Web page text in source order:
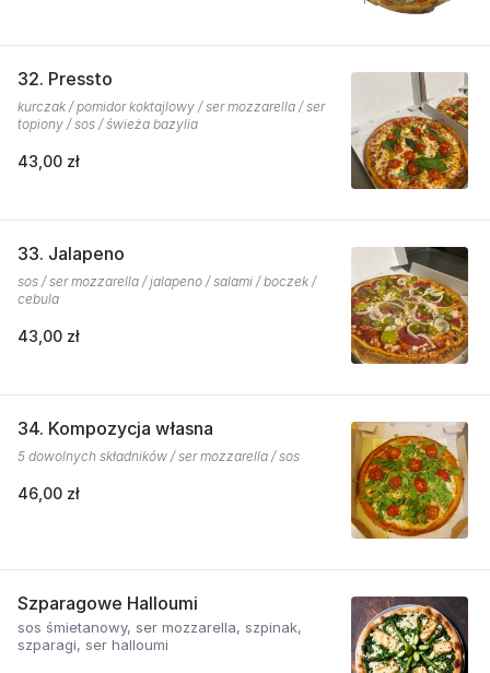
32. Pressto
kurczak / pomidor koktajlowy / ser mozzarella / ser
topiony / sos / świeża bazylia
43,00 zł
33. Jalapeno
sos / ser mozzarella / jalapeno / salami / boczek /
cebula
43,00 zł
34. Kompozycja własna
5 dowolnych składników / ser mozzarella / sos
46,00 zł
Szparagowe Halloumi
sos śmietanowy, ser mozzarella, szpinak,
szparagi, ser halloumi